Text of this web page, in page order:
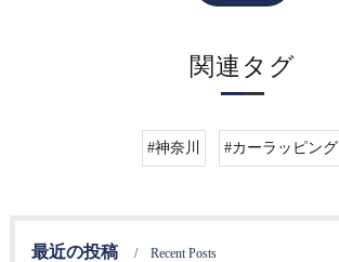
関連タグ
#神奈川 #カーラッピング
最近の投稿 Recent Posts